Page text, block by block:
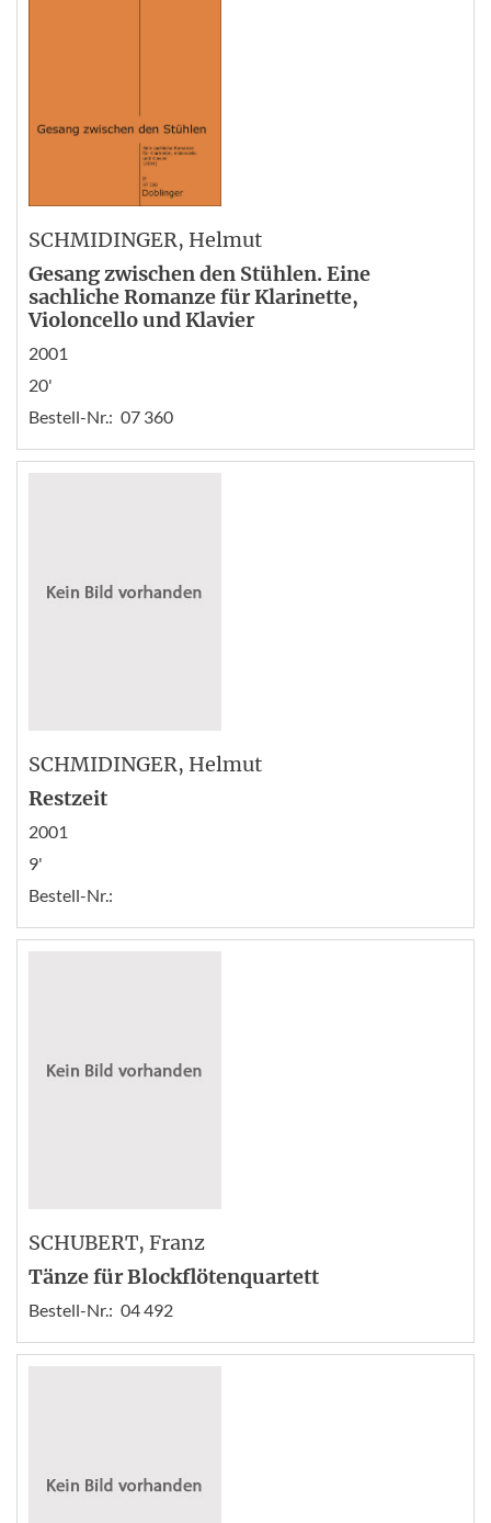
SCHMIDINGER, Helmut
Gesang zwischen den Stühlen. Eine
sachliche Romanze für Klarinette,
Violoncello und Klavier
2001
20'
Bestell-Nr.: 07 360
SCHMIDINGER, Helmut
Restzeit
2001
9'
Bestell-Nr.:
SCHUBERT, Franz
Tänze für Blockflötenquartett
Bestell-Nr.: 04 492